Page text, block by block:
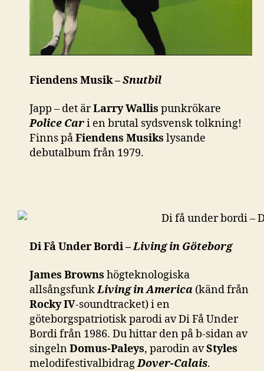
Fiendens Musik –Snutbil
Japp – det ärLarry Wallis punkrökare
Police Cari en brutal sydsvensk tolkning!
Finns påFiendens Musiks lysande
debutalbum från 1979.
Di Få Under Bordi –Living in Göteborg
James Browns högteknologiska
allsångsfunkLiving in America (känd från
Rocky IV-soundtracket) i en
göteborgspatriotisk parodi av Di Få Under
Bordi från 1986. Du hittar den på b-sidan av
singelnDomus-Paleys, parodin avStyles
melodifestivalbidragDover-Calais.